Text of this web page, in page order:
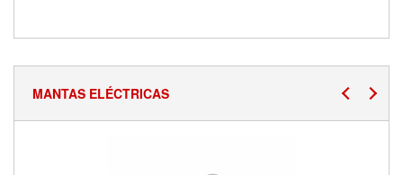
MANTAS ELÉCTRICAS